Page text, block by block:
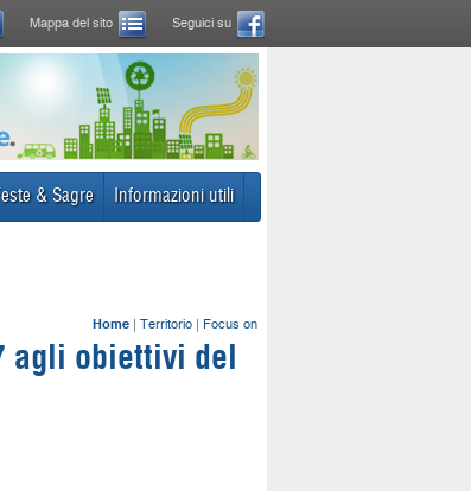
Mappa del sito Seguici su
& Sagre Informazioni utili
Home | Territorio | Focus on
agli obiettivi del